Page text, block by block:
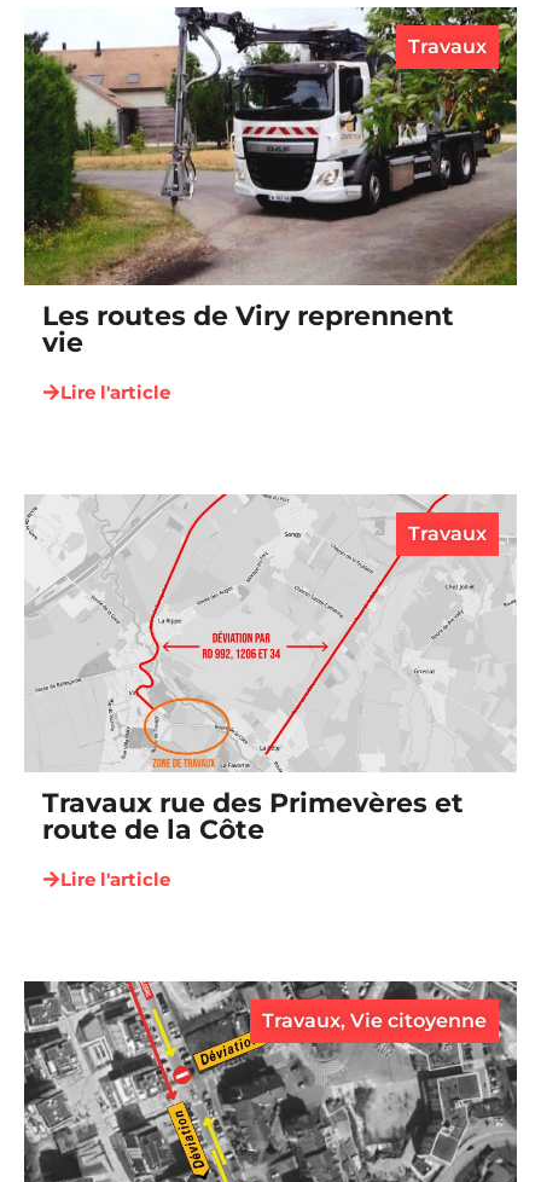
Travaux
Les routes de Viry reprennent
vie
Lire l'article
Travaux
Travaux rue des Primevères et
route de la Côte
Lire l'article
Travaux, Vie citoyenne